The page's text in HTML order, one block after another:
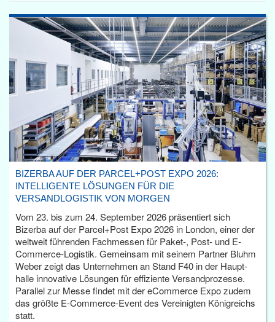
BIZERBA AUF DER PARCEL+POST EXPO 2026:
INTELLIGENTE LÖSUNGEN FÜR DIE
VERSANDLOGISTIK VON MORGEN
Vom 23. bis zum 24. September 2026 präsentiert sich
Bizerba auf der Parcel+Post Expo 2026 in London, einer der
weltweit führenden Fachmessen für Paket-, Post- und E-
Commerce-Logistik. Gemeinsam mit seinem Partner Bluhm
Weber zeigt das Unternehmen an Stand F40 in der Haupt­
halle innovative Lösungen für effiziente Versandprozesse.
Parallel zur Messe findet mit der eCommerce Expo zudem
das größte E-Commerce-Event des Vereinigten Königreichs
statt.